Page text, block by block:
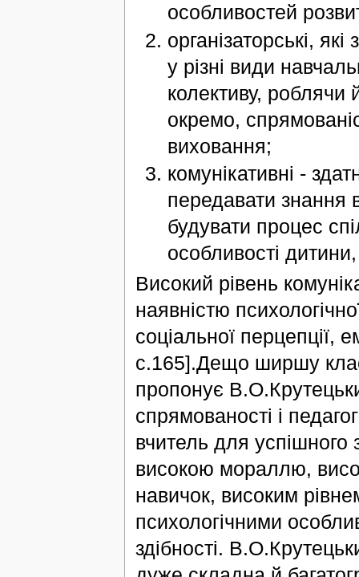
особливостей
організаторські,
у різні види
колективу, роблячи
окремо,
виховання;
комунікативні -
передавати знання
будувати процес
особливості
Високий рівень
наявністю
соціальної перцепції,
с.165].Дещо ширшу
пропонує
спрямованості і
вчитель для успішного
високою мораллю,
навичок, високим
психологічними
здібності.